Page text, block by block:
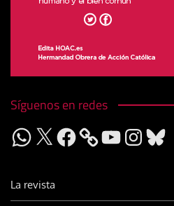
Síguenos en redes
WhatsApp
X Facebook YouTubeInstagram
Bluesky
La revista